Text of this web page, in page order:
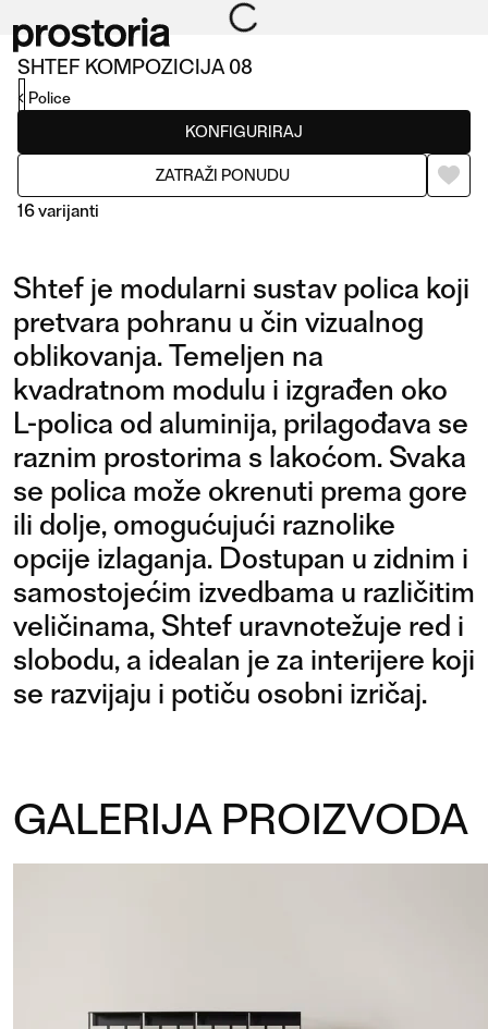
SHTEF KOMPOZICIJA 08
KONFIGURIRAJ
ZATRAŽI PONUDU
16 varijanti
KOMPOZICIJA 08
KOMPOZICIJA 12
Police
Shtef je modularni sustav polica koji
pretvara pohranu u čin vizualnog
oblikovanja. Temeljen na
kvadratnom modulu i izgrađen oko
L-polica od aluminija, prilagođava se
raznim prostorima s lakoćom. Svaka
se polica može okrenuti prema gore
ili dolje, omogućujući raznolike
opcije izlaganja. Dostupan u zidnim i
samostojećim izvedbama u različitim
veličinama, Shtef uravnotežuje red i
slobodu, a idealan je za interijere koji
se razvijaju i potiču osobni izričaj.
GALERIJA PROIZVODA